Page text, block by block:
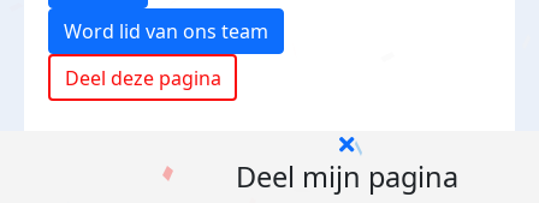
Word lid van ons team
Deel deze pagina
Deel mijn pagina